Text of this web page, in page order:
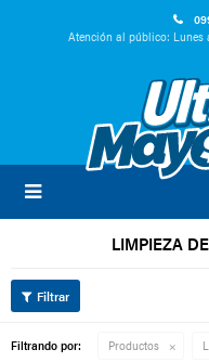
Atención al público: Lunes

LIMPIEZA
Filtrando por: Productos